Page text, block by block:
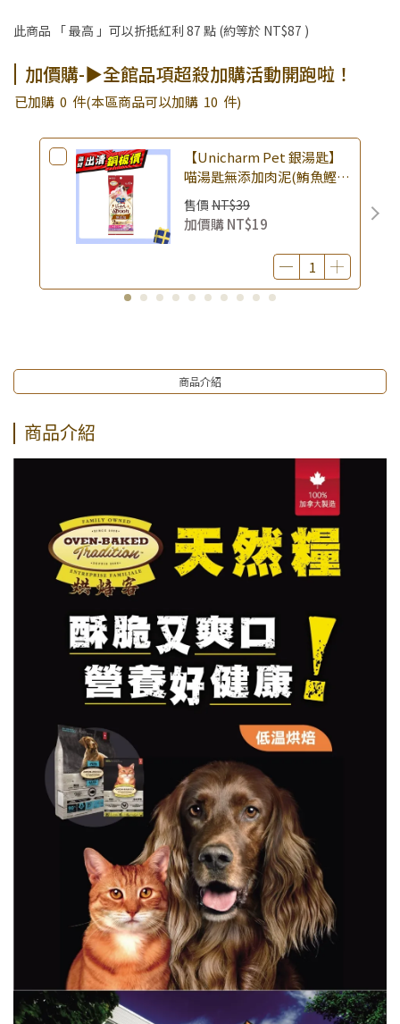
組！
▶王國加購活動 訂單享超值優惠價加購好物
▶全館品項超殺加購活動開跑啦！
止)
此商品 「 最高 」可以折抵紅利 87 點 (約等於 NT$87 )
加價購-▶全館品項超殺加購活動開跑啦！
已加購 0 件(本區商品可以加購 10 件)
【Unicharm Pet 銀湯匙】
喵湯匙無添加肉泥(鮪魚鰹魚
兩口味) 10gx10入 × 包｜
(廠效期20260819) 貓肉泥 貓
點心 肉泥條｜即期品
售價 NT$39
加價購NT$19
商品介紹
商品介紹